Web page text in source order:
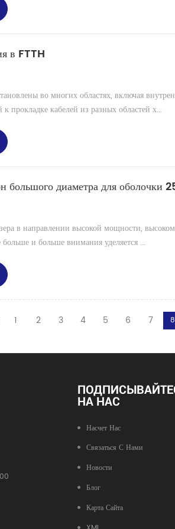
в FTTH
во многих областях, включая
прокладке кабелей из разных областей х...
большого диаметра для
в направлении высокой мощности,
и больше внимания уделяется ...
1 2 3 4 5 6 7 8
НА НАС
Насчет Нас
Связаться С Нами
Новости
Блог
Карта Сайта